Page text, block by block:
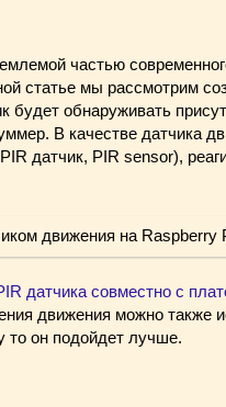
частью
статье мы рассмотрим
будет обнаруживать
В качестве датчика
датчик, PIR sensor),
датчика совместно с
движения можно также
то он подойдет лучше.